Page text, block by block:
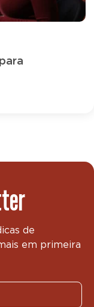
de
em primeira